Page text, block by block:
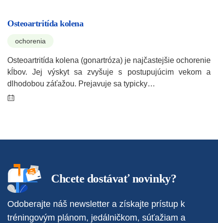
Osteoartritída kolena
ochorenia
Osteoartritída kolena (gonartróza) je najčastejšie ochorenie
kĺbov. Jej výskyt sa zvyšuje s postupujúcim vekom a
dlhodobou záťažou. Prejavuje sa typicky…
Chcete dostávať novinky?
Odoberajte náš newsletter a získajte prístup k
tréningovým plánom, jedálničkom, súťažiam a